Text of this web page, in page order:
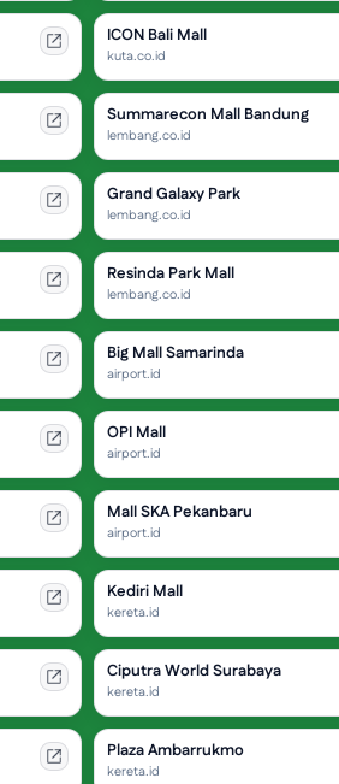
ICON Bali Mall
kuta.co.id
Summarecon Mall Bandung
lembang.co.id
Grand Galaxy Park
lembang.co.id
Resinda Park Mall
lembang.co.id
Big Mall Samarinda
airport.id
OPI Mall
airport.id
Mall SKA Pekanbaru
airport.id
Kediri Mall
kereta.id
Ciputra World Surabaya
kereta.id
Plaza Ambarrukmo
kereta.id